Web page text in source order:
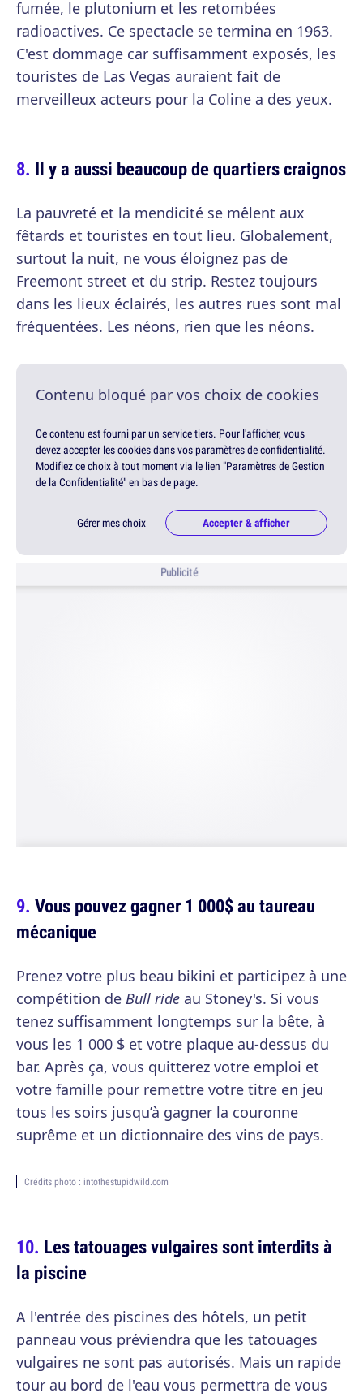
fumée, le plutonium et les retombées
radioactives. Ce spectacle se termina en 1963.
C'est dommage car suffisamment exposés, les
touristes de Las Vegas auraient fait de
merveilleux acteurs pour la Coline a des yeux.
Il y a aussi beaucoup de quartiers craignos
La pauvreté et la mendicité se mêlent aux
fêtards et touristes en tout lieu. Globalement,
surtout la nuit, ne vous éloignez pas de
Freemont street et du strip. Restez toujours
dans les lieux éclairés, les autres rues sont mal
fréquentées. Les néons, rien que les néons.
Contenu bloqué par vos choix de cookies
Ce contenu est fourni par un service tiers. Pour l'afficher, vous
devez accepter les cookies dans vos paramètres de confidentialité.
Modifiez ce choix à tout moment via le lien "Paramètres de Gestion
de la Confidentialité" en bas de page.
Gérer mes choix Accepter & afficher
Publicité
Vous pouvez gagner 1 000$ au taureau
mécanique
Prenez votre plus beau bikini et participez à une
compétition de Bull ride au Stoney's. Si vous
tenez suffisamment longtemps sur la bête, à
vous les 1 000 $ et votre plaque au-dessus du
bar. Après ça, vous quitterez votre emploi et
votre famille pour remettre votre titre en jeu
tous les soirs jusqu’à gagner la couronne
suprême et un dictionnaire des vins de pays.
Crédits photo : intothestupidwild.com
Les tatouages vulgaires sont interdits à
la piscine
A l'entrée des piscines des hôtels, un petit
panneau vous préviendra que les tatouages
vulgaires ne sont pas autorisés. Mais un rapide
tour au bord de l'eau vous permettra de vous